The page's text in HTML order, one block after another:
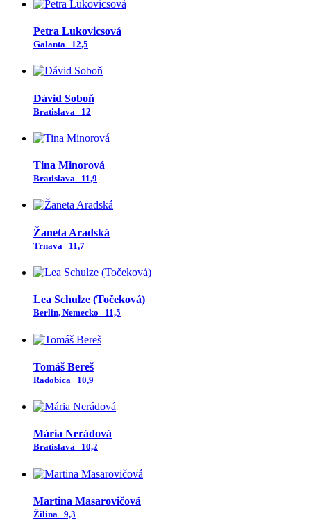
Petra Lukovicsová
Galanta 12,5
Dávid Soboň
Bratislava 12
Tina Minorová
Bratislava 11,9
Žaneta Aradská
Trnava 11,7
Lea Schulze (Točeková)
Berlin, Nemecko 11,5
Tomáš Bereš
Radobica 10,9
Mária Nerádová
Bratislava 10,2
Martina Masarovičová
Žilina 9,3